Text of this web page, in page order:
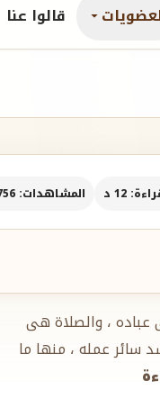
قالوا عنا
12 د المشاهدات: 2756
عباده ، والصلاة هى
سائر عمله ، منها ما